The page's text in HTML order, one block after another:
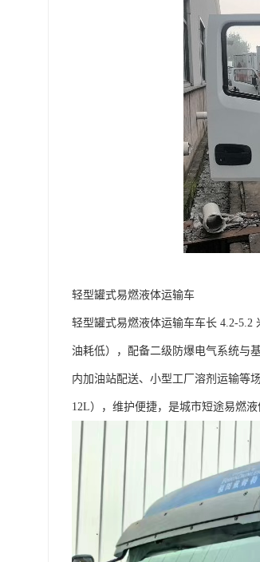
轻型罐式易燃液体运输车​
轻型罐式易燃液体运输车车长 4.2-5.2
油耗低），配备二级防爆电气系统与
内加油站配送、小型工厂溶剂运输等
12L），维护便捷，是城市短途易燃液